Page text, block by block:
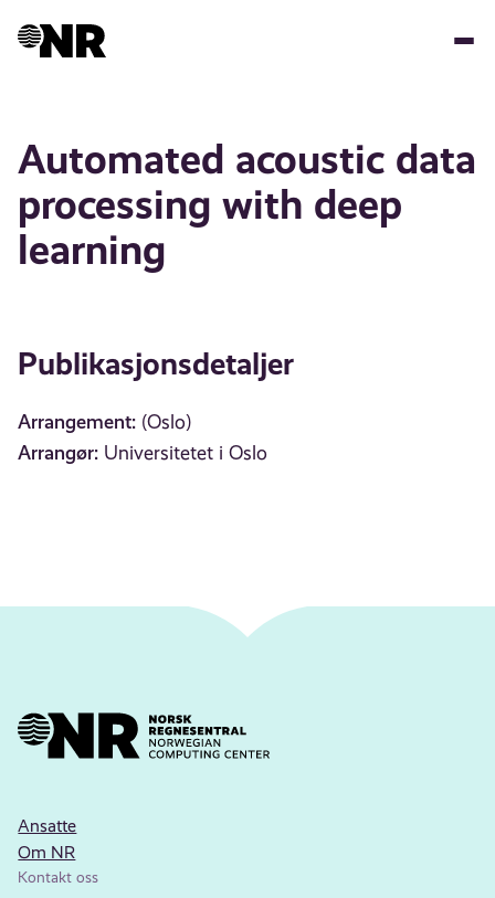
Automated acoustic data
processing with deep
learning
Publikasjonsdetaljer
Arrangement: (Oslo)
Arrangør: Universitetet i Oslo
Ansatte
Om NR
Kontakt oss